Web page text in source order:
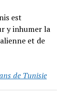
est
y inhumer la
et de
de Tunisie